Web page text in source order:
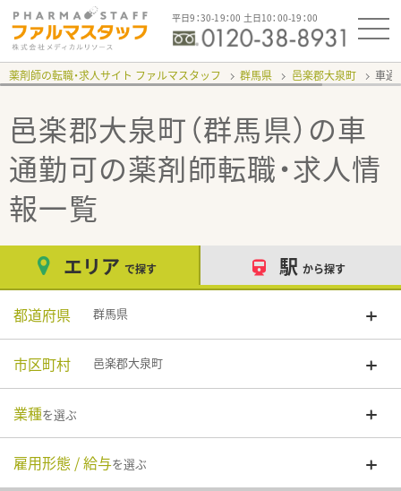
平日9：30-19：00 土日10：00-19：00
薬剤師の転職・求人サイト ファルマスタッフ 群馬県 邑楽郡大泉町 車通
邑楽郡大泉町（群馬県）の車
通勤可の薬剤師転職・求人情
報一覧
エリア で探す 駅 から探す
都道府県 群馬県
市区町村 邑楽郡大泉町
業種を選ぶ
雇用形態 / 給与を選ぶ